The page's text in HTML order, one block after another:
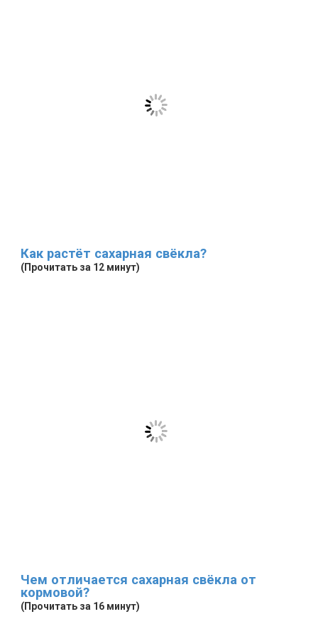
Как растёт сахарная свёкла?
(Прочитать за 12 минут)
Чем отличается сахарная свёкла от
кормовой?
(Прочитать за 16 минут)